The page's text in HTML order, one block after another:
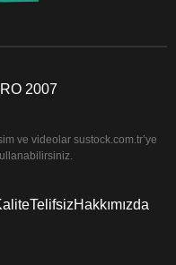
RO 2007
ve videolar sustock.com.tr’ye
TelifsizHakkımızda